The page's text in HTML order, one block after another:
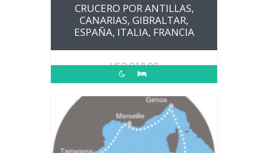
CRUCERO POR ANTILLAS,
CANARIAS, GIBRALTAR,
ESPAÑA, ITALIA, FRANCIA
USD918.00